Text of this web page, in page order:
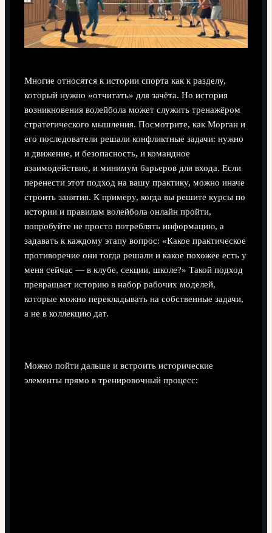
Многие относятся к истории спорта как к разделу,
который нужно «отчитать» для зачёта. Но история
возникновения волейбола может служить тренажёром
стратегического мышления. Посмотрите, как Морган и
его последователи решали конфликтные задачи: нужно
и движение, и безопасность, и командное
взаимодействие, и минимум барьеров для входа. Если
перенести этот подход на вашу практику, можно иначе
строить занятия. К примеру, когда вы решите курсы по
истории и правилам волейбола онлайн пройти,
попробуйте не просто потреблять информацию, а
задавать к каждому этапу вопрос: «Какое практическое
противоречие они тогда решали и какое похожее есть у
меня сейчас — в клубе, секции, школе?» Такой подход
превращает историю в набор рабочих моделей,
которые можно перекладывать на собственные задачи,
а не в коллекцию дат.
Можно пойти дальше и встроить исторические
элементы прямо в тренировочный процесс: